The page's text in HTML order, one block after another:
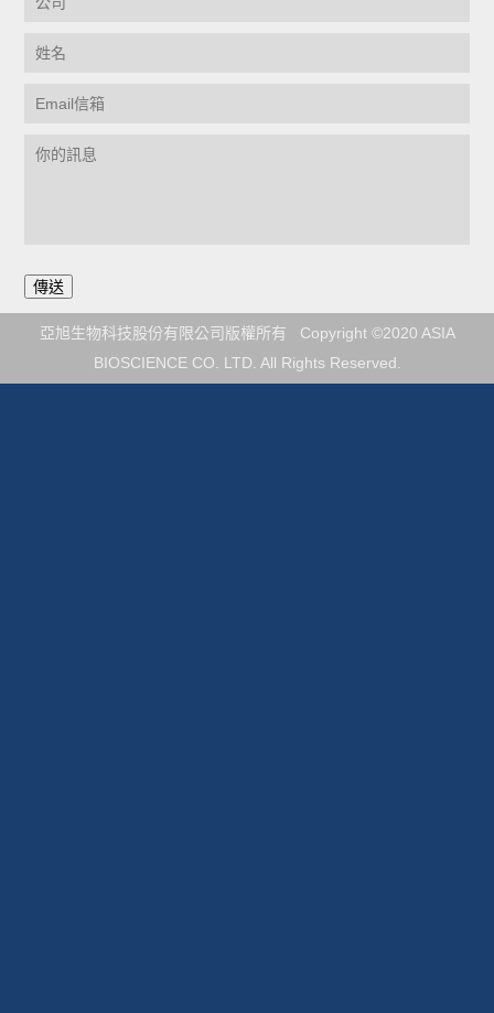
亞旭生物科技股份有限公司版權所有 Copyright ©2020 ASIA
BIOSCIENCE CO. LTD. All Rights Reserved.